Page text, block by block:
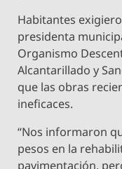
Habitantes
presidenta
Organismo
Alcantarillado y
que las obras
ineficaces.
“Nos informaron
pesos en la
pavimentación,